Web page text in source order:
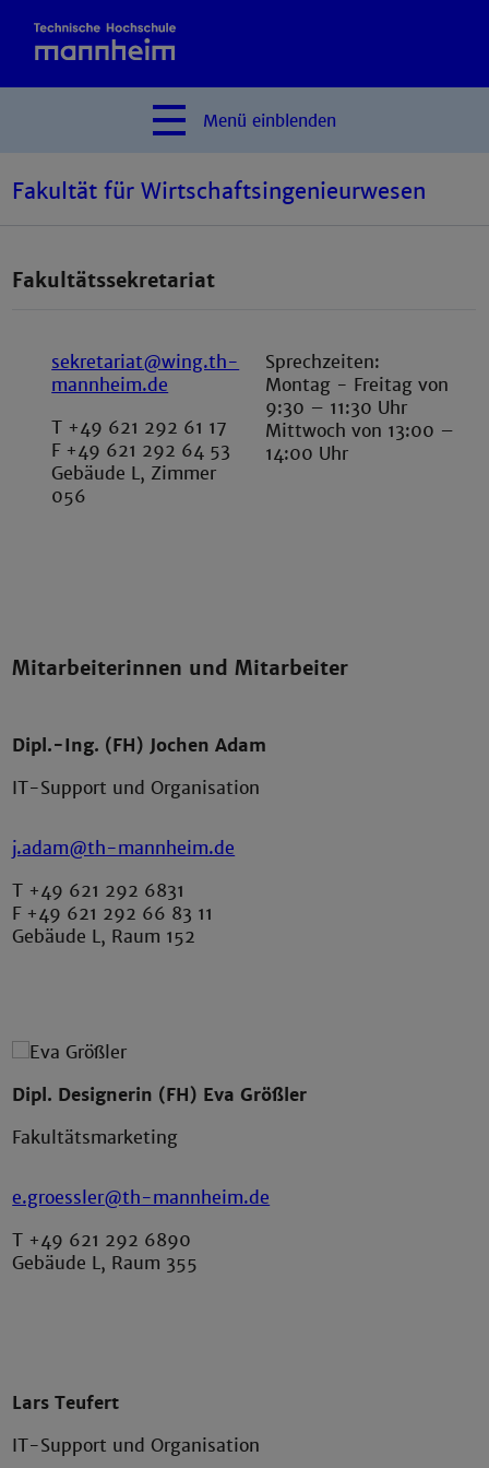
Menü einblenden
Fakultät für Wirtschaftsingenieurwesen
Fakultätssekretariat
sekretariat@wing.th-
mannheim.de
T +49 621 292 61 17
F +49 621 292 64 53
Gebäude L, Zimmer
056
Sprechzeiten:
Montag - Freitag von
9:30 – 11:30 Uhr
Mittwoch von 13:00 –
14:00 Uhr
Mitarbeiterinnen und Mitarbeiter
Dipl.-Ing. (FH) Jochen Adam
IT-Support und Organisation
j.adam@th-mannheim.de
T +49 621 292 6831
F +49 621 292 66 83 11
Gebäude L, Raum 152
Dipl. Designerin (FH) Eva Größler
Fakultätsmarketing
e.groessler@th-mannheim.de
T +49 621 292 6890
Gebäude L, Raum 355
Lars Teufert
IT-Support und Organisation